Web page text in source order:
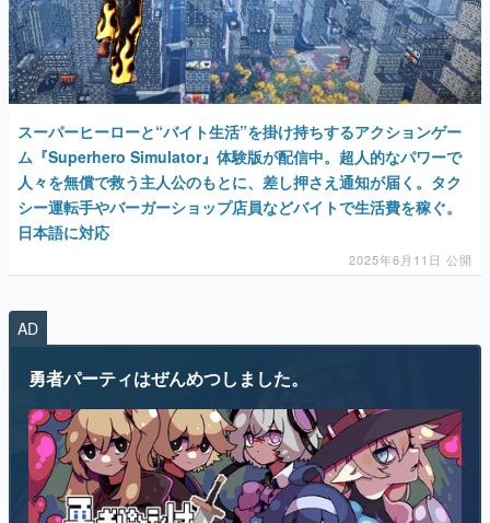
ゲームが変えた日本語
「経験値」「裏技」「ラスボス」… ゲームにまつわる言葉
の起源や用法の変遷を、コンピューター文化史研究家・タ
イニーP氏が徹底調査。
カテゴリ
特集記事
マンガ
女性向け
その他
電ファミニコゲーマーとは？
運営：株式会社マレ
スーパーヒーローと“バイト生活”を掛け持ちするアクションゲー
ム『Superhero Simulator』体験版が配信中。超人的なパワーで
人々を無償で救う主人公のもとに、差し押さえ通知が届く。タク
シー運転手やバーガーショップ店員などバイトで生活費を稼ぐ。
日本語に対応
2025年6月11日 公開
AD